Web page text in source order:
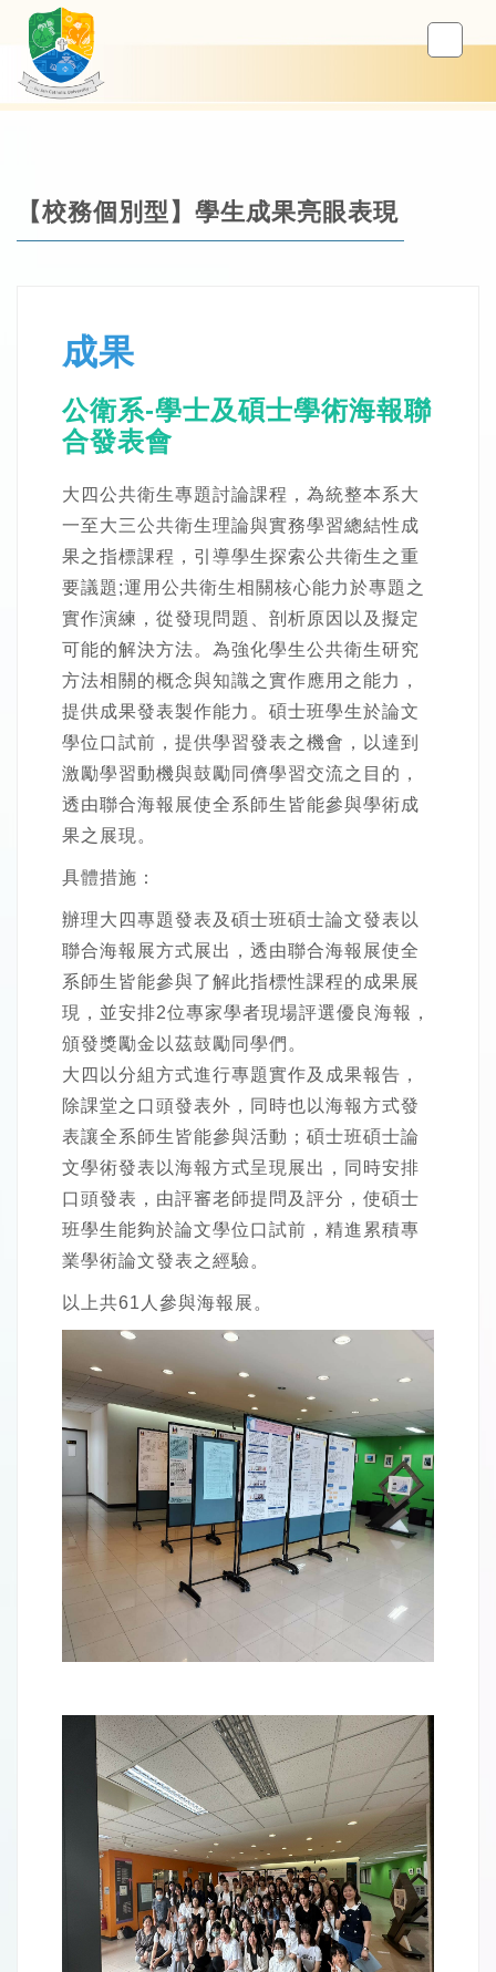
【校務個別型】學生成果亮眼表現
成果
公衛系-學士及碩士學術海報聯
合發表會
大四公共衛生專題討論課程，為統整本系大
一至大三公共衛生理論與實務學習總結性成
果之指標課程，引導學生探索公共衛生之重
要議題;運用公共衛生相關核心能力於專題之
實作演練，從發現問題、剖析原因以及擬定
可能的解決方法。為強化學生公共衛生研究
方法相關的概念與知識之實作應用之能力，
提供成果發表製作能力。碩士班學生於論文
學位口試前，提供學習發表之機會，以達到
激勵學習動機與鼓勵同儕學習交流之目的，
透由聯合海報展使全系師生皆能參與學術成
果之展現。
具體措施：
辦理大四專題發表及碩士班碩士論文發表以
聯合海報展方式展出，透由聯合海報展使全
系師生皆能參與了解此指標性課程的成果展
現，並安排2位專家學者現場評選優良海報，
頒發獎勵金以茲鼓勵同學們。
大四以分組方式進行專題實作及成果報告，
除課堂之口頭發表外，同時也以海報方式發
表讓全系師生皆能參與活動；碩士班碩士論
文學術發表以海報方式呈現展出，同時安排
口頭發表，由評審老師提問及評分，使碩士
班學生能夠於論文學位口試前，精進累積專
業學術論文發表之經驗。
以上共61人參與海報展。